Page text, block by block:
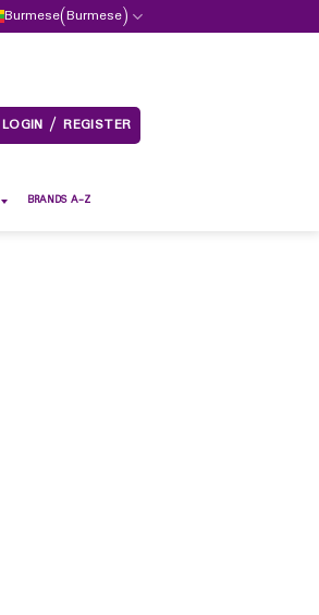
Burmese(Burmese)
LOGIN / REGISTER
BRANDS A-Z